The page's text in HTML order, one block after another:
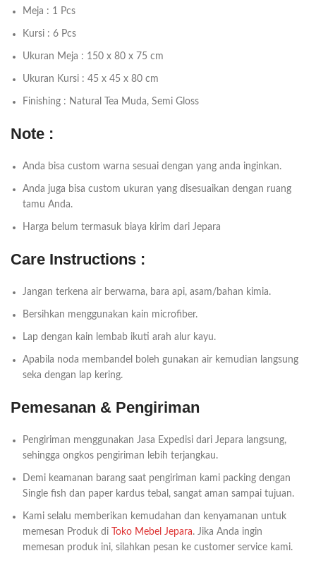
Meja : 1 Pcs
Kursi : 6 Pcs
Ukuran Meja : 150 x 80 x 75 cm
Ukuran Kursi : 45 x 45 x 80 cm
Finishing : Natural Tea Muda, Semi Gloss
Note :
Anda bisa custom warna sesuai dengan yang anda inginkan.
Anda juga bisa custom ukuran yang disesuaikan dengan ruang
tamu Anda.
Harga belum termasuk biaya kirim dari Jepara
Care Instructions :
Jangan terkena air berwarna, bara api, asam/bahan kimia.
Bersihkan menggunakan kain microfiber.
Lap dengan kain lembab ikuti arah alur kayu.
Apabila noda membandel boleh gunakan air kemudian langsung
seka dengan lap kering.
Pemesanan & Pengiriman
Pengiriman menggunakan Jasa Expedisi dari Jepara langsung,
sehingga ongkos pengiriman lebih terjangkau.
Demi keamanan barang saat pengiriman kami packing dengan
Single fish dan paper kardus tebal, sangat aman sampai tujuan.
Kami selalu memberikan kemudahan dan kenyamanan untuk
memesan Produk di
Toko Mebel Jepara. Jika Anda ingin
memesan produk ini, silahkan pesan ke customer service kami.